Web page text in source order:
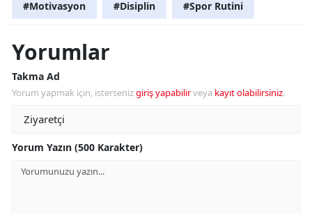
#Motivasyon #Disiplin #Spor Rutini
Yorumlar
Takma Ad
Yorum yapmak için, istersenizgiriş yapabilirveya kayıt olabilirsiniz.
Yorum Yazın (500 Karakter)